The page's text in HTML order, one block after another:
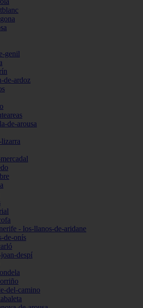
genil
de-ardoz
de-arousa
- los-llanos-de-aridane
de-onís
despí
del-camino